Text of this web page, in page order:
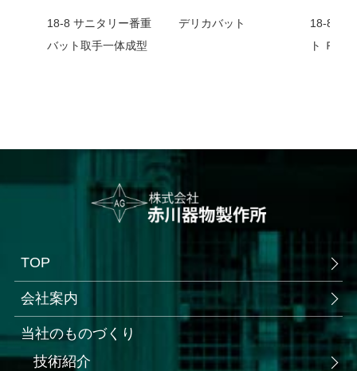
18-8 サニタリー番重
バット取手一体成型
デリカバット
18-8 そ
ト Ｒ足
TOP
会社案内
当社のものづくり
技術紹介